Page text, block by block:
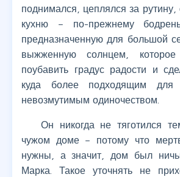
поднимался, цеплялся за рутину,
кухню – по-прежнему
предназначенную для большой
выжженную солнцем, которое
поубавить градус радости и
куда более подходящим
невозмутимым одиночеством.
Он никогда не тяготился
чужом доме – потому что
нужны, а значит, дом был
Марка. Такое уточнять не